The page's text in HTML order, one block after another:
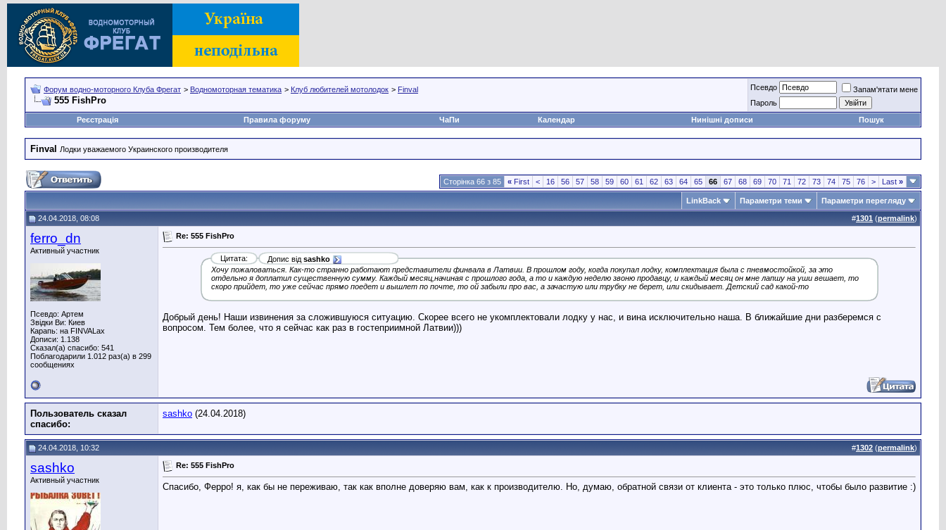
Форум водно-моторного Клуба Фрегат > Водномоторная тематика > Клуб любителей мотолодок > Finval
555 FishPro
Псевдо
Запам'ятати мене
Пароль
Реєстрація
Правила форуму ЧаПи Календар Нинішні дописи Пошук
Finval Лодки уважаемого Украинского производителя
Сторінка 66 з 85 « First < 16 56 57 58 59 60 61 62 63 64 65 66 67 68 69 70 71 72 73 74 75 76 > Last »
LinkBack Параметри теми Параметри перегляду
24.04.2018, 08:08 #1301 (permalink)
ferro_dn
Активный участник
Псевдо: Артем
Звідки Ви: Киев
Карапь: на FINVALах
Дописи: 1.138
Сказал(а) спасибо: 541
Поблагодарили 1.012 раз(а) в 299
сообщениях
Re: 555 FishPro
Цитата: Допис від sashko
Хочу пожаловаться. Как-то странно работают представители финвала в Латвии. В прошлом году, когда покупал лодку, комплектация была с пневмостойкой, за это
отдельно я доплатил существенную сумму. Каждый месяц,начиная с прошлого года, а то и каждую неделю звоню продавцу, и каждый месяц он мне лапшу на уши вешает, то
скоро прийдет, то уже сейчас прямо поедет и вышлет по почте, то ой забыли про вас, а зачастую или трубку не берет, или скидывает. Детский сад какой-то
Добрый день! Наши извинения за сложившуюся ситуацию. Скорее всего не укомплектовали лодку у нас, и вина исключительно наша. В ближайшие дни разберемся с
вопросом. Тем более, что я сейчас как раз в гостеприимной Латвии)))
Пользователь сказал
cпасибо:
sashko (24.04.2018)
24.04.2018, 10:32 #1302 (permalink)
sashko
Активный участник
Re: 555 FishPro
Спасибо, Ферро! я, как бы не переживаю, так как вполне доверяю вам, как к производителю. Но, думаю, обратной связи от клиента - это только плюс, чтобы было развитие :)